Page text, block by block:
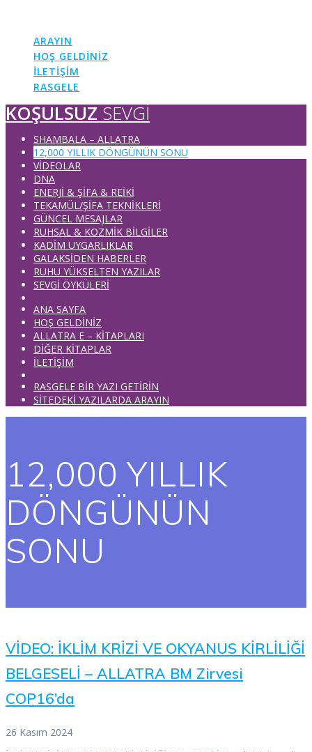
ARAYIN
HOŞ GELDİNİZ
İLETİŞİM
RASGELE
KOŞULSUZ SEVGI
SHAMBALA – ALLATRA
12,000 YILLIK DÖNGÜNÜN SONU
VİDEOLAR
DNA
ENERJİ & ŞİFA & REİKİ
TEKAMÜL/ŞİFA TEKNİKLERİ
GÜNCEL MESAJLAR
RUHSAL & KOZMİK BİLGİLER
KADİM UYGARLIKLAR
GALAKSİDEN HABERLER
RUHU YÜKSELTEN YAZILAR
SEVGİ ÖYKÜLERİ
ANA SAYFA
HOŞ GELDİNİZ
ALLATRA E – KİTAPLARI
DİĞER KİTAPLAR
İLETİŞİM
RASGELE BİR YAZI GETİRİN
SİTEDEKİ YAZILARDA ARAYIN
12,000 YILLIK
DÖNGÜNÜN
SONU
VİDEO: İKLİM KRİZİ VE OKYANUS KİRLİLİĞİ
BELGESELİ – ALLATRA BM Zirvesi
COP16’da
26 Kasım 2024